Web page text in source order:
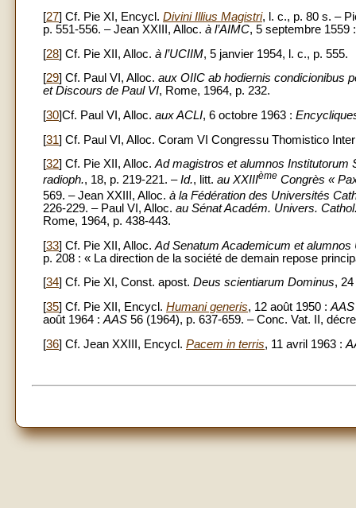
[27] Cf. Pie XI, Encycl. Divini Illius Magistri, l. c., p. 80 s. –
p. 551-556. – Jean XXIII, Alloc. à l’AIMC, 5 septembre 1559
[28] Cf. Pie XII, Alloc. à l’UCIIM, 5 janvier 1954, l. c., p. 555.
[29] Cf. Paul VI, Alloc. aux OIIC ab hodiernis condicionibus
et Discours de Paul VI, Rome, 1964, p. 232.
[30]Cf. Paul VI, Alloc. aux ACLI, 6 octobre 1963 :
[31] Cf. Paul VI, Alloc. Coram VI Congressu Thomistico
[32] Cf. Pie XII, Alloc.Ad magistros et alumnos Institutorum
radioph., 18, p. 219-221. –Id., litt. au XXIIIème Congrès «
569. – Jean XXIII, Alloc. à la Fédération des Universités
226-229. – Paul VI, Alloc. au Sénat Académ. Univers.
Rome, 1964, p. 438-443.
[33] Cf. Pie XII, Alloc. Ad Senatum Academicum et
p. 208 : « La direction de la société de demain repose
[34] Cf. Pie XI, Const. apost. Deus scientiarum Dominus,
[35] Cf. Pie XII, Encycl. Humani generis, 12 août 1950 : AAS
août 1964 : AAS 56 (1964), p. 637-659. – Conc. Vat. II,
[36] Cf. Jean XXIII, Encycl. Pacem in terris, 11 avril 1963 :